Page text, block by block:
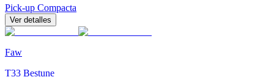
Pick-up Compacta
Ver detalles
Faw
T33 Bestune